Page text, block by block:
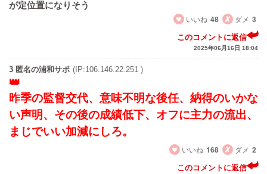
が定位置になりそう
いいね 48 ダメ 3
このコメントに返信
2025年06月16日 18:04
3 匿名の浦和サポ (IP:106.146.22.251 )
昨季の監督交代、意味不明な後任、納得のいかな
い声明、その後の成績低下、オフに主力の流出、
まじでいい加減にしろ。
いいね 168 ダメ 2
このコメントに返信